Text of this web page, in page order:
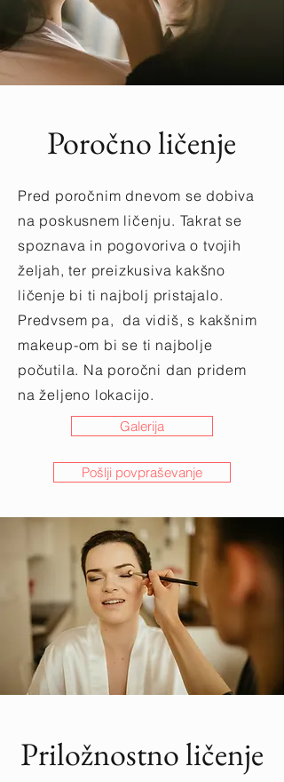
Poročno ličenje
Pred poročnim dnevom se dobiva
na poskusnem ličenju. Takrat se
spoznava in pogovoriva o tvojih
željah, ter preizkusiva kakšno
ličenje bi ti najbolj pristajalo.
Predvsem pa, da vidiš, s kakšnim
makeup-om bi se ti najbolje
počutila. Na poročni dan pridem
na željeno lokacijo.
Galerija
Pošlji povpraševanje
Priložnostno ličenje